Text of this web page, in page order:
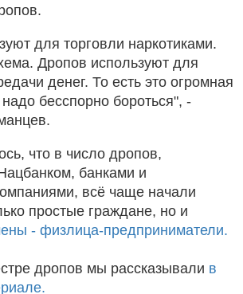
для торговли наркотиками.
Дропов используют для
денег. То есть это огромная
бесспорно бороться", -
что в число дропов,
банками и
всё чаще начали
простые граждане, но и
- физлица-предприниматели.
дропов мы рассказывали в